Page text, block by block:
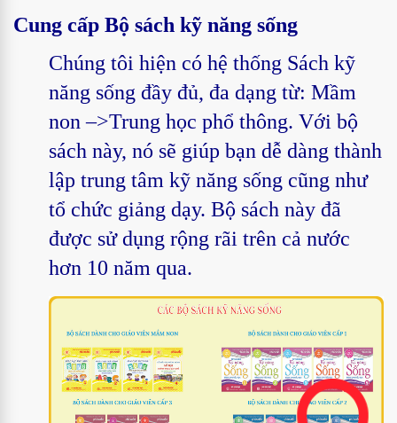
Cung cấp Bộ sách kỹ năng sống
Chúng tôi hiện có hệ thống Sách kỹ
năng sống đầy đủ, đa dạng từ: Mầm
non –>Trung học phổ thông. Với bộ
sách này, nó sẽ giúp bạn dễ dàng thành
lập trung tâm kỹ năng sống cũng như
tổ chức giảng dạy. Bộ sách này đã
được sử dụng rộng rãi trên cả nước
hơn 10 năm qua.